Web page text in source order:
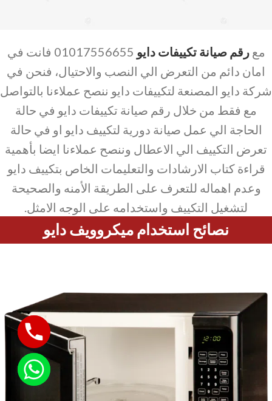
معرقم صيانة تكييفات دايو
01017556655 فانت في
امان دائم من التعرض الي النصب والاحتيال، فنحن في
شركة دايو المصنعة لتكييفات دايو ننصح عملاءنا بالتواصل
مع فقط من خلال رقم صيانة تكييفات دايو في حالة
الحاجة الي عمل صيانة دورية لتكييف دايو او في حالة
تعرض التكييف الي الاعطال وننصح عملاءنا ايضا بأهمية
قراءة كتاب الارشادات والتعليمات الخاص بتكييف دايو
وعدم اهماله للتعرف على الطريقة الأمنه والصحيحة
لتشغيل التكييف واستخدامه على الوجه الامثل.
نصائح استخدام ميكروويف دايو